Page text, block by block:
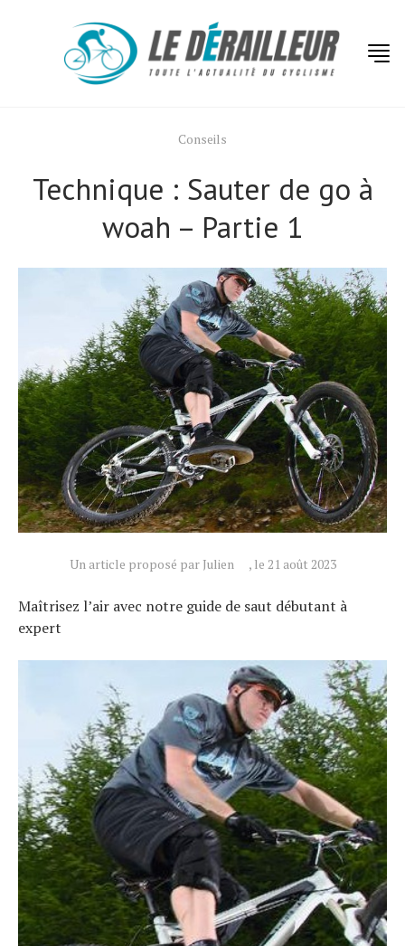
Conseils
Technique : Sauter de go à
woah – Partie 1
Un article proposé par Julien , le 21 août 2023
Maîtrisez l’air avec notre guide de saut débutant à
expert